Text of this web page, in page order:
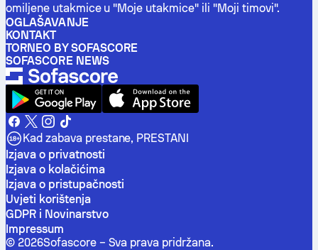
omiljene utakmice u "Moje utakmice" ili "Moji timovi".
OGLAŠAVANJE
KONTAKT
TORNEO BY SOFASCORE
SOFASCORE NEWS
Kad zabava prestane, PRESTANI
Izjava o privatnosti
Izjava o kolačićima
Izjava o pristupačnosti
Uvjeti korištenja
GDPR i Novinarstvo
Impressum
© 2026Sofascore – Sva prava pridržana.